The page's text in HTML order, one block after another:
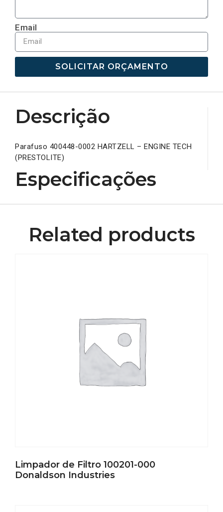
Email
SOLICITAR ORÇAMENTO
Descrição
Parafuso 400448-0002 HARTZELL – ENGINE TECH
(PRESTOLITE)
Especificações
Related products
Limpador de Filtro 100201-000
Donaldson Industries